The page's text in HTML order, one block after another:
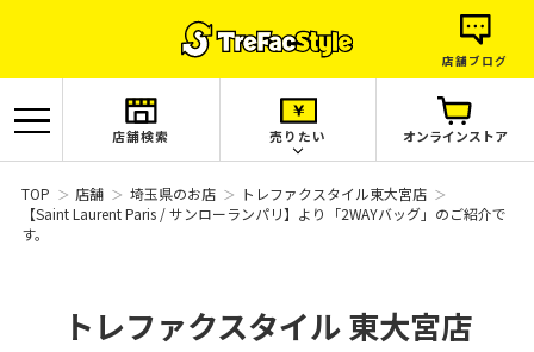
店舗ブログ
店舗検索 売りたい オンラインストア
TOP 店舗 埼玉県のお店
トレファクスタイル東大宮店
【Saint Laurent Paris / サンローランパリ】より「2WAYバッグ」のご紹介で
す。
トレファクスタイル東大宮店